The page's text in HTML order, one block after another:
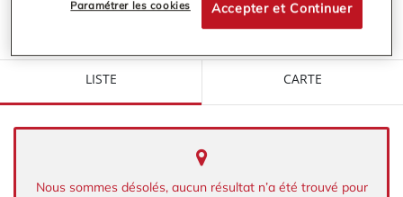
LISTE CARTE
Nous sommes désolés, aucun résultat n’a été trouvé pour
Accepter et Continuer
Paramétrer les cookies